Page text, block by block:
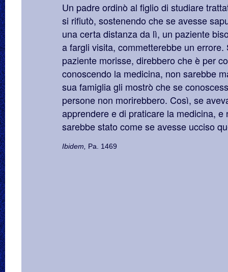
Un padre ordinò al figlio di studiare
si rifiutò, sostenendo che se avesse
una certa distanza da lì, un paziente
a fargli visita, commetterebbe un errore.
paziente morisse, direbbero che è per
conoscendo la medicina, non sarebbe
sua famiglia gli mostrò che se
persone non morirebbero. Così, se
apprendere e di praticare la medicina, e
sarebbe stato come se avesse ucciso
Ibidem, Pa. 1469